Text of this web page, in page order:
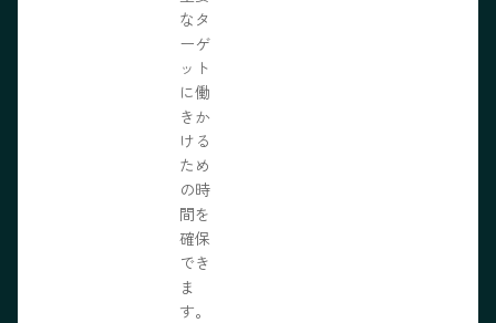
なタ
ーゲ
ット
に働
きか
ける
ため
の時
間を
確保
でき
ま
す。